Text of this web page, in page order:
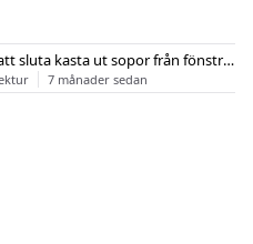
Göteborg: Bostadsbolaget vädjar att sluta kasta ut sopor från fönstren
7 månader sedan